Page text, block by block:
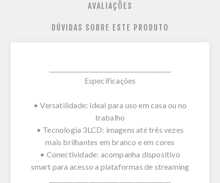
AVALIAÇÕES
DÚVIDAS SOBRE ESTE PRODUTO
Especificações
• Versatilidade: ideal para uso em casa ou no
trabalho
• Tecnologia 3LCD: imagens até três vezes
mais brilhantes em branco e em cores
• Conectividade: acompanha dispositivo
smart para acesso a plataformas de streaming